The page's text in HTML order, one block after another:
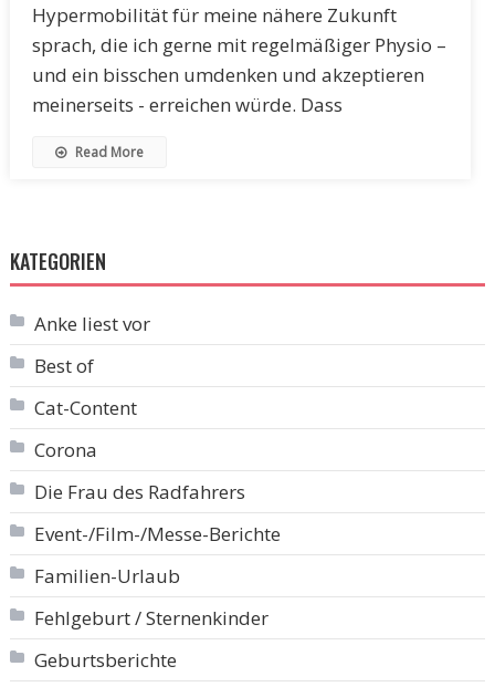
Hypermobilität für meine nähere Zukunft
sprach, die ich gerne mit regelmäßiger Physio –
und ein bisschen umdenken und akzeptieren
meinerseits - erreichen würde. Dass
Read More
KATEGORIEN
Anke liest vor
Best of
Cat-Content
Corona
Die Frau des Radfahrers
Event-/Film-/Messe-Berichte
Familien-Urlaub
Fehlgeburt / Sternenkinder
Geburtsberichte